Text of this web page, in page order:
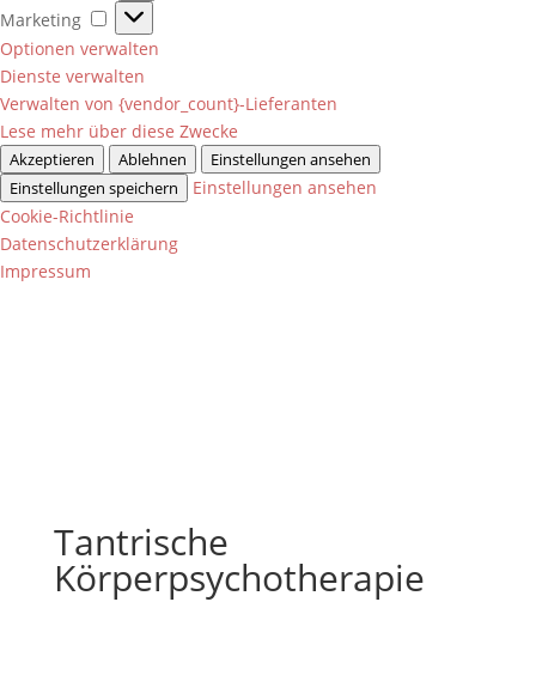
Marketing
Marketing
Optionen verwalten
Dienste verwalten
Verwalten von {vendor_count}-Lieferanten
Lese mehr über diese Zwecke
Akzeptieren Ablehnen
Einstellungen ansehen
Einstellungen speichern
Einstellungen ansehen
Cookie-Richtlinie
Datenschutzerklärung
Impressum
Tantrische
Körperpsychotherapie